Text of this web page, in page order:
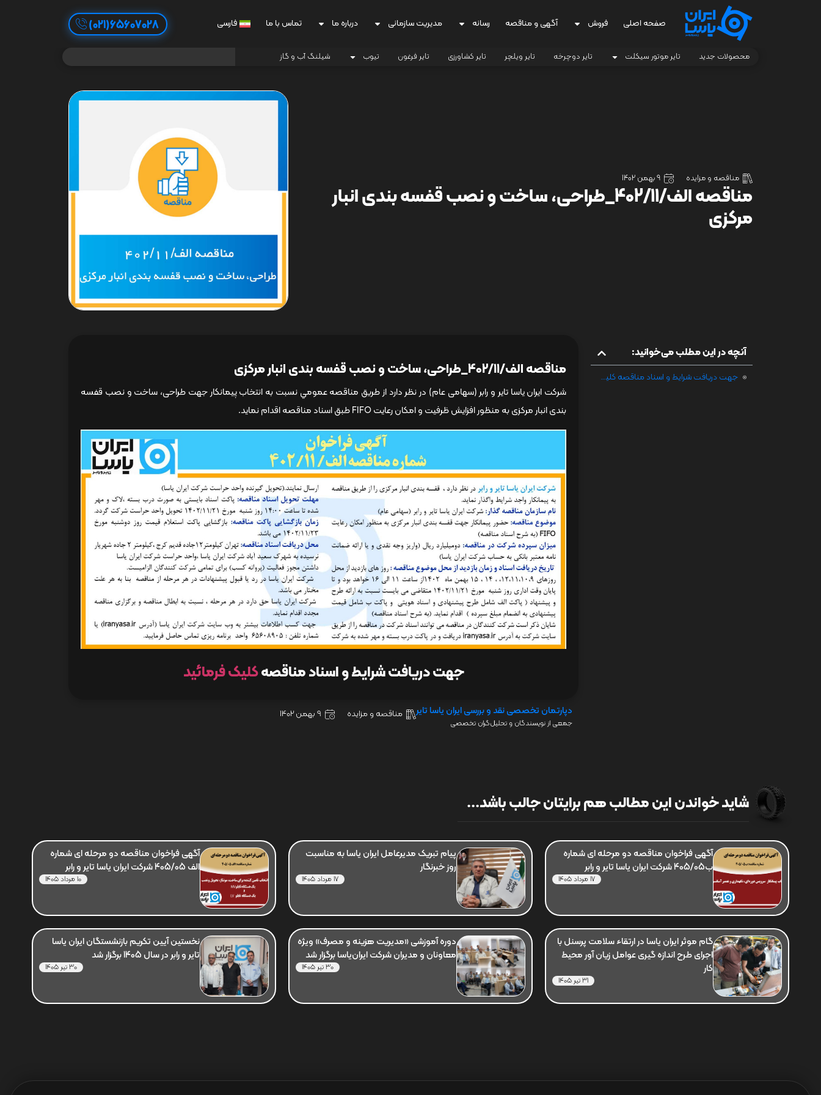
صفحه اصلی فروش آگهی و مناقصه رسانه مدیریت سازمانی درباره ما تماس با ما فارسی 65607028(021)
محصولات جدید تایر موتور سیکلت تایر دوچرخه تایر ویلچر تایر کشاورزی تایر فرغون تیوب شیلنگ آب و گاز
مناقصه و مزایده 9 بهمن 1402
مناقصه الف/402/11_طراحی، ساخت و نصب قفسه بندی انبار
مرکزی
آنچه در این مطلب می‌خوانید:
جهت دریافت شرایط و اسناد مناقصه کلیک فرمائید مناقصه الف/402/11_طراحی، ساخت و نصب قفسه بندی انبار مرکزی
شرکت ایران یاسا تایر و رابر (سهامی عام) در نظر دارد از طريق مناقصه عمومي نسبت به انتخاب پیمانکار جهت طراحی، ساخت و نصب قفسه
بندی انبار مرکزی به منظور افزایش ظرفیت و امکان رعایت FIFO طبق اسناد مناقصه اقدام نمايد.
جهت دریافت شرایط و اسناد مناقصهکلیک فرمائید
دپارتمان تخصصی نقد و بررسی ایران یاسا تایر
جمعی از نویسندگان و تحلیل‌گران تخصصی
مناقصه و مزایده 9 بهمن 1402
شاید خواندن این مطالب هم برایتان جالب باشد...
آگهی فراخوان مناقصه دو مرحله ای شماره
ب405/05 شرکت ایران یاسا تایر و رابر
17 مرداد 1405
پیام تبریک مدیرعامل ایران یاسا به مناسبت
روز خبرنگار
17 مرداد 1405
آگهی فراخوان مناقصه دو مرحله ای شماره
الف 405/05 شرکت ایران یاسا تایر و رابر
10 مرداد 1405
گام موثر ایران یاسا در ارتقاء سلامت پرسنل با
اجرای طرح اندازه گیری عوامل زیان آور محیط
کار
31 تیر 1405
دوره آموزشی «مدیریت هزینه و مصرف» ویژه
معاونان و مدیران شرکت ایران‌یاسا برگزار شد
30 تیر 1405
نخستین آیین تکریم بازنشستگان ایران یاسا
تایر و رابر در سال 1405 برگزار شد
30 تیر 1405